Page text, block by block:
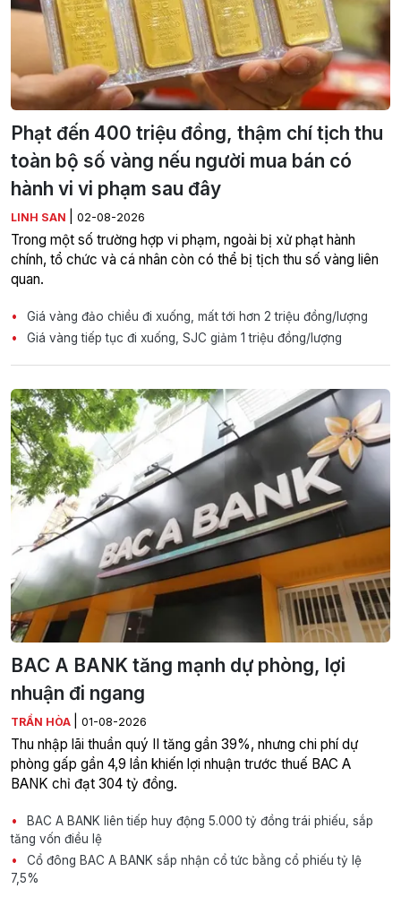
Phạt đến 400 triệu đồng, thậm chí tịch thu
toàn bộ số vàng nếu người mua bán có
hành vi vi phạm sau đây
LINH SAN 02-08-2026
Trong một số trường hợp vi phạm, ngoài bị xử phạt hành
chính, tổ chức và cá nhân còn có thể bị tịch thu số vàng liên
quan.
Giá vàng đảo chiều đi xuống, mất tới hơn 2 triệu đồng/lượng
Giá vàng tiếp tục đi xuống, SJC giảm 1 triệu đồng/lượng
BAC A BANK tăng mạnh dự phòng, lợi
nhuận đi ngang
TRẦN HÒA 01-08-2026
Thu nhập lãi thuần quý II tăng gần 39%, nhưng chi phí dự
phòng gấp gần 4,9 lần khiến lợi nhuận trước thuế BAC A
BANK chỉ đạt 304 tỷ đồng.
BAC A BANK liên tiếp huy động 5.000 tỷ đồng trái phiếu, sắp
tăng vốn điều lệ
Cổ đông BAC A BANK sắp nhận cổ tức bằng cổ phiếu tỷ lệ
7,5%